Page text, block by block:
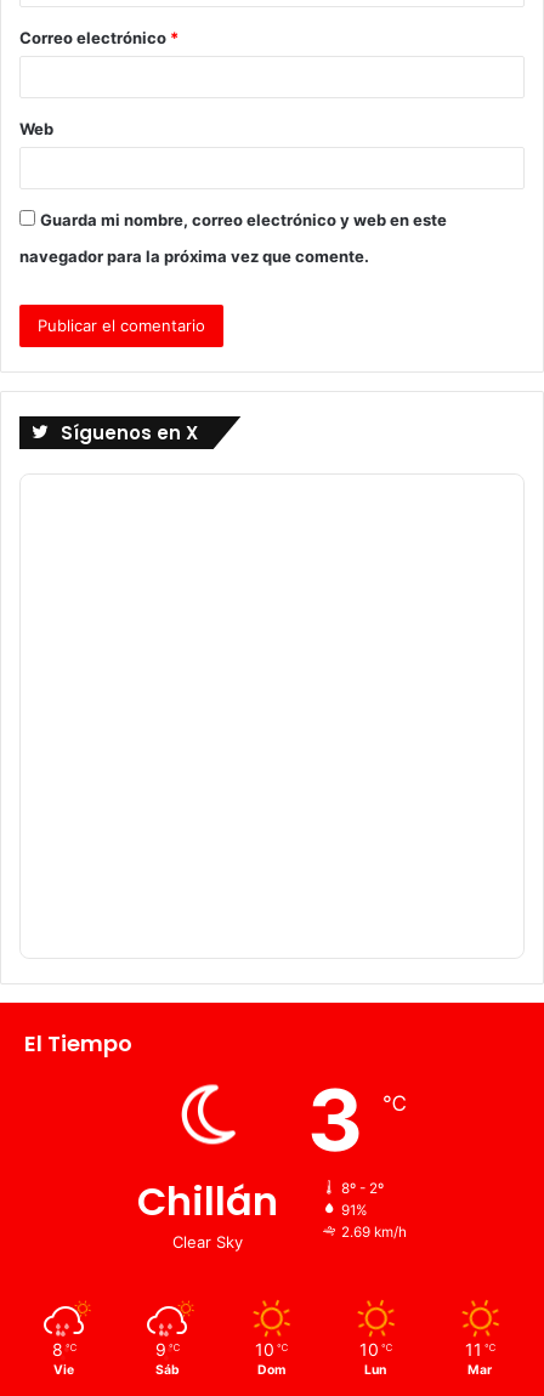
*
Correo electrónico *
Web
Guarda mi nombre, correo electrónico y web en este
navegador para la próxima vez que comente.
Síguenos en X
El Tiempo
Chillán
Clear Sky
3 ℃
8º - 2º
91%
2.69 km/h
8 ℃
Vie
9 ℃
Sáb
10 ℃
Dom
10 ℃
Lun
11 ℃
Mar